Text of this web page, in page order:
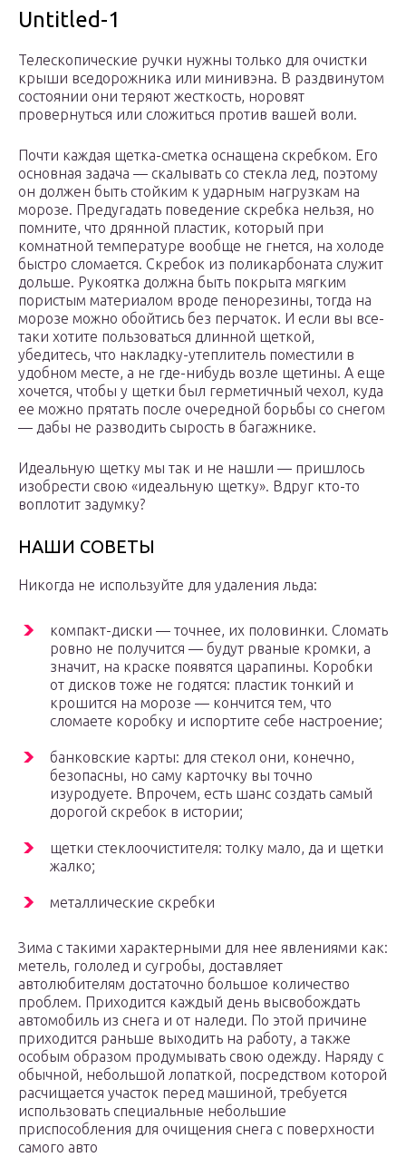
Untitled-1
Телескопические ручки нужны только для очистки
крыши вседорожника или минивэна. В раздвинутом
состоянии они теряют жесткость, норовят
провернуться или сложиться против вашей воли.
Почти каждая щетка-сметка оснащена скребком. Его
основная задача — скалывать со стекла лед, поэтому
он должен быть стойким к ударным нагрузкам на
морозе. Предугадать поведение скребка нельзя, но
помните, что дрянной пластик, который при
комнатной температуре вообще не гнется, на холоде
быстро сломается. Скребок из поликарбоната служит
дольше. Рукоятка должна быть покрыта мягким
пористым материалом вроде пенорезины, тогда на
морозе можно обойтись без перчаток. И если вы все-
таки хотите пользоваться длинной щеткой,
убедитесь, что накладку-утеплитель поместили в
удобном месте, а не где-нибудь возле щетины. А еще
хочется, чтобы у щетки был герметичный чехол, куда
ее можно прятать после очередной борьбы со снегом
— дабы не разводить сырость в багажнике.
Идеальную щетку мы так и не нашли — пришлось
изобрести свою «идеальную щетку». Вдруг кто-то
воплотит задумку?
НАШИ СОВЕТЫ
Никогда не используйте для удаления льда:
компакт-диски — точнее, их половинки. Сломать
ровно не получится — будут рваные кромки, а
значит, на краске появятся царапины. Коробки
от дисков тоже не годятся: пластик тонкий и
крошится на морозе — кончится тем, что
сломаете коробку и испортите себе настроение;
банковские карты: для стекол они, конечно,
безопасны, но саму карточку вы точно
изуродуете. Впрочем, есть шанс создать самый
дорогой скребок в истории;
щетки стеклоочистителя: толку мало, да и щетки
жалко;
металлические скребки
Зима с такими характерными для нее явлениями как:
метель, гололед и сугробы, доставляет
автолюбителям достаточно большое количество
проблем. Приходится каждый день высвобождать
автомобиль из снега и от наледи. По этой причине
приходится раньше выходить на работу, а также
особым образом продумывать свою одежду. Наряду с
обычной, небольшой лопаткой, посредством которой
расчищается участок перед машиной, требуется
использовать специальные небольшие
приспособления для очищения снега с поверхности
самого авто